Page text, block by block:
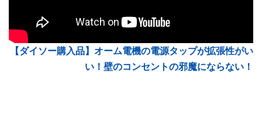
【ダイソー購入品】オーム電機の電源タップが拡張性がい
い！壁のコンセントの邪魔にならない！